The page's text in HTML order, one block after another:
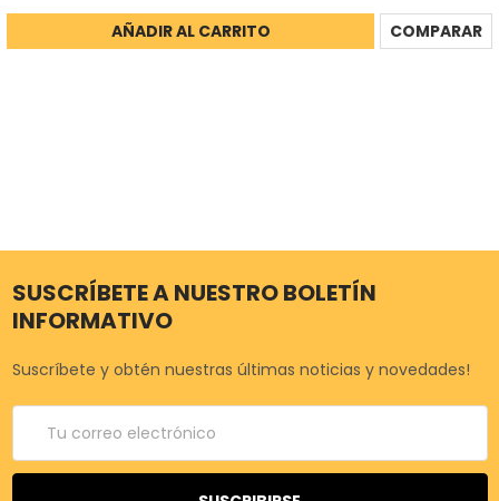
AÑADIR AL CARRITO COMPARAR
SUSCRÍBETE A NUESTRO BOLETÍN
INFORMATIVO
Suscríbete y obtén nuestras últimas noticias y novedades!
electrónico